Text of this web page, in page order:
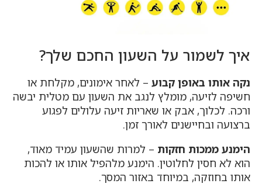
איך לשמור על השעון החכם שלך?
נקה אותו באופן קבוע – לאחר אימונים, מקלחת או
חשיפה לזיעה, מומלץ לנגב את השעון עם מטלית יבשה
ורכה. לכלוך, אבק או שאריות זיעה עלולים לפגוע
ברצועה ובחיישנים לאורך זמן.
הימנע ממכות חזקות – למרות שהשעון עמיד מאוד,
הוא לא חסין לחלוטין. הימנע מלהפיל אותו או להכות
אותו בחוזקה, במיוחד באזור המסך.